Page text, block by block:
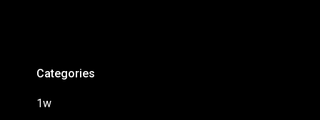
Categories
1w